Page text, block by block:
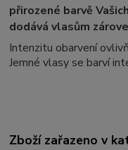
přirozené barvě
dodává vlasům
Intenzitu obarvení
Jemné vlasy se barví
Zboží zařazeno v